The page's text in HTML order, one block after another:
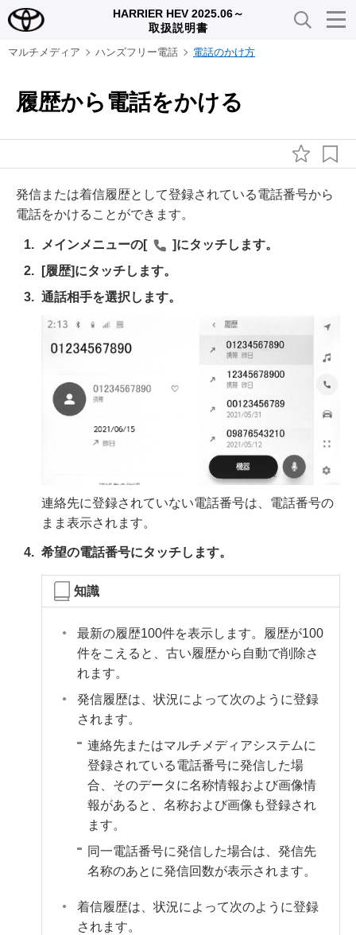
HARRIER HEV 2025.06～
取扱説明書
マルチメディア ハンズフリー電話 電話のかけ方
履歴から電話をかける
発信または着信履歴として登録されている電話番号から
電話をかけることができます。
メインメニューの[‍ ‍]にタッチします。
[‍履歴‍]にタッチします。
通話相手を選択します。
連絡先に登録されていない電話番号は、電話番号の
まま表示されます。
希望の電話番号にタッチします。
知識
最新の履歴100件を表示します。履歴が100
件をこえると、古い履歴から自動で削除さ
れます。
発信履歴は、状況によって次のように登録
されます。
連絡先またはマルチメディアシステムに
登録されている電話番号に発信した場
合、そのデータに名称情報および画像情
報があると、名称および画像も登録され
ます。
同一電話番号に発信した場合は、発信先
名称のあとに発信回数が表示されます。
着信履歴は、状況によって次のように登録
されます。